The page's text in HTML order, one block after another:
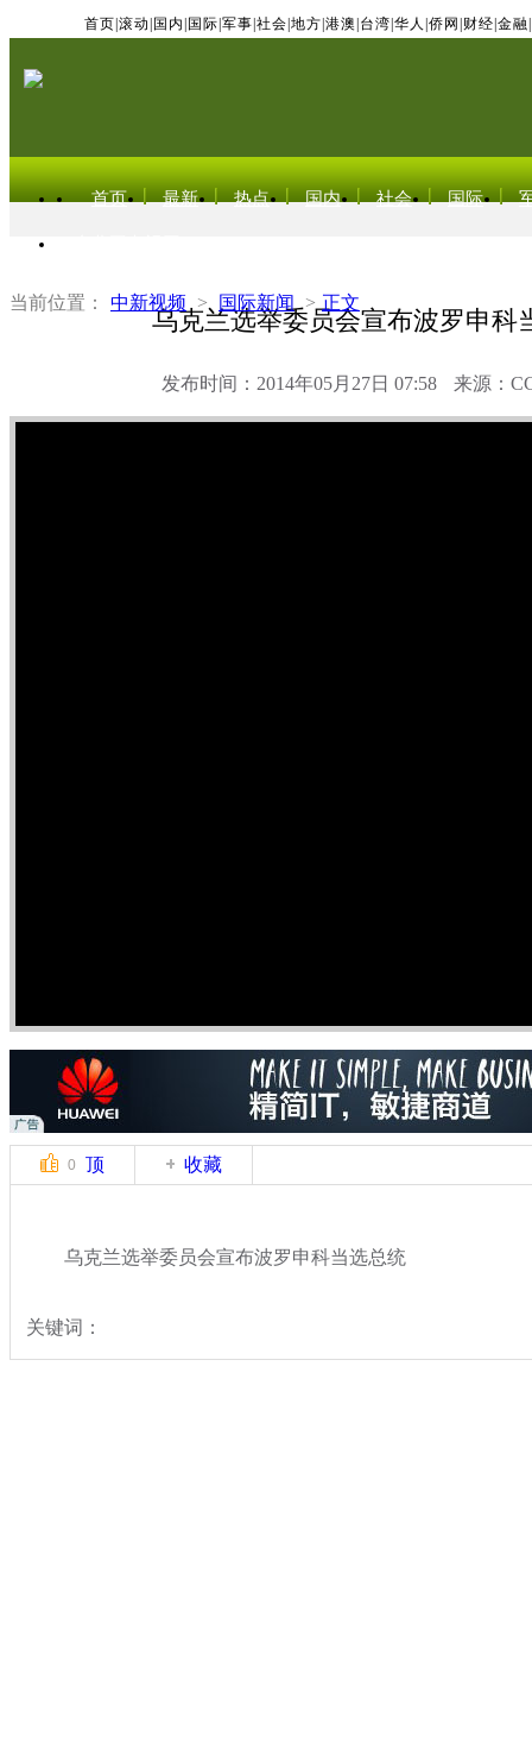
首页 滚动 国内 国际 军事 社会 地方 港澳 台湾 华人 侨网 财经 金融
首页 最新 热点 国内 社会 国际
当前位置： 中新视频 > 国际新闻 > 正文
乌克兰选举委员会宣布波罗申科
发布时间：2014年05月27日 07:58 来源：
0 顶 收藏
乌克兰选举委员会宣布波罗申科当选总统
关键词：